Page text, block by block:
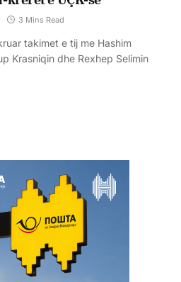
3 Mins Read
takimet e tij me Hashim
Krasniqin dhe Rexhep Selimin